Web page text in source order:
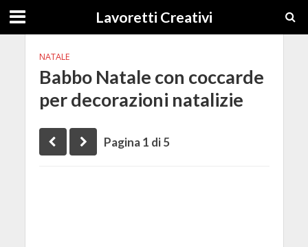
Lavoretti Creativi
NATALE
Babbo Natale con coccarde
per decorazioni natalizie
Pagina 1 di 5